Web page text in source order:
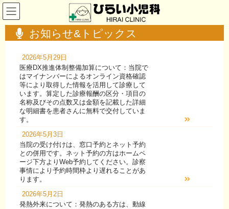
コ
ン
テ
ツ
ナ
ビ
ゲ
シ
お知らせ&トピックス
2026年5月29日
医療DX推進体制整備加算について：当院で
はマイナンバーによるオンライン資格確認
等により取得した情報を活用して診療して
います。算定した診療報酬の区分・項目の
名称及びその点数又は金額を記載した詳細
な明細書を患者さんに無料で交付していま
す。
2026年5月3日
当院の受け付けは、窓口予約とネット予約
との併用です。ネット予約の方はホームペ
ージ下方よりWeb予約してください。診察
事情により予約時間枠より遅れることがあ
ります。
2026年5月2日
発熱外来について：発熱のある方は、動線